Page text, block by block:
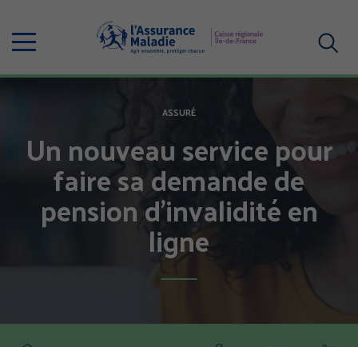
au
contenu
Menu
Votre
ASSURÉ
Un nouveau service pour
faire sa demande de
pension d’invalidité en
ligne